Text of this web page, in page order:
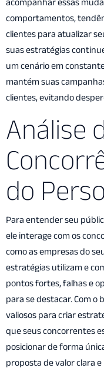
acompanhar essas
comportamentos,
clientes para atualizar
suas estratégias
um cenário em
mantém suas
clientes, evitando
Análise
do
Para entender seu
ele interage com os
como as empresas do
estratégias utilizam e
pontos fortes, falhas e
para se destacar. Com o
valiosos para criar
que seus concorrentes
posicionar de forma
proposta de valor clara e